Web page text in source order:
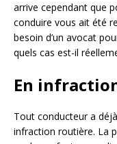
arrive cependant que
conduire vous ait été
besoin d’un avocat
quels cas est-il
En
Tout conducteur a
infraction routière. La